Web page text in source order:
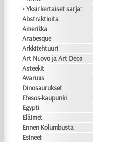
> Yksinkertaiset sarjat
Abstraktioita
Amerikka
Arabesque
Arkkitehtuuri
Art Nuovo ja Art Deco
Asteekit
Avaruus
Dinosaurukset
Efesos-kaupunki
Egypti
Eläimet
Ennen Kolumbusta
Esineet